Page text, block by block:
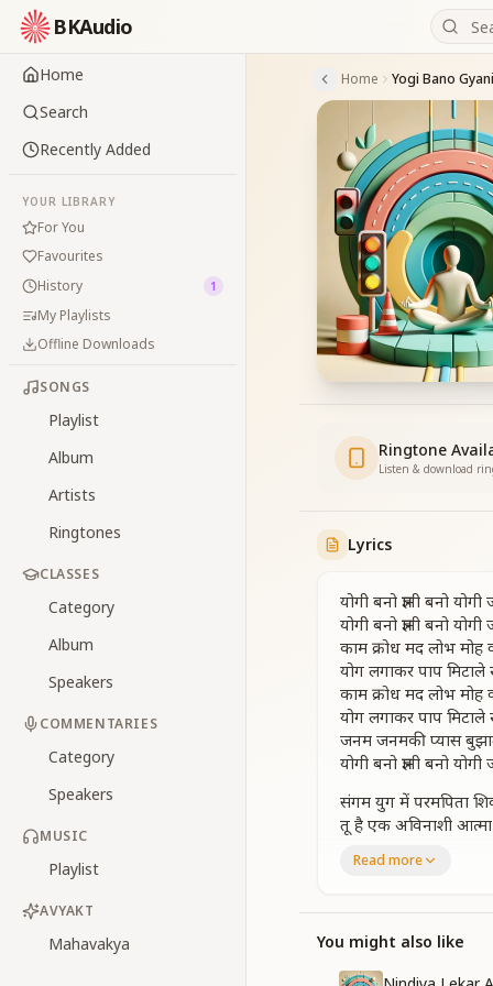
BKAudio
Home
Search
Recently Added
YOUR LIBRARY
For You
Favourites
History
1
My Playlists
Offline Downloads
SONGS
Playlist
Album
Artists
Ringtones
CLASSES
Category
Album
Speakers
COMMENTARIES
Category
Speakers
MUSIC
Playlist
AVYAKT
Mahavakya
Home Yogi Bano
Ringtone
Listen & download
Lyrics
योगी बनो ज्ञानी बनो
योगी बनो ज्ञानी बनो
काम क्रोध मद लोभ
योग लगाकर पाप
काम क्रोध मद लोभ
योग लगाकर पाप
जनम जनमकी प्यास
योगी बनो ज्ञानी बनो
संगम युग में परमपिता
तू है एक अविनाशी
तू है एक अविनाशी
सुख शांति और पावनता
योगी बनो ज्ञानी बनो योगी
परमधाम से आए है शिव
Read more
You might also like